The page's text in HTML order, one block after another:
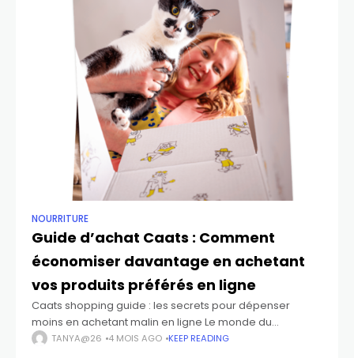
NOURRITURE
Guide d’achat Caats : Comment
économiser davantage en achetant
vos produits préférés en ligne
Caats shopping guide : les secrets pour dépenser
moins en achetant malin en ligne Le monde du
commerce en ligne a profondément transformé notre
TANYA@26 4 MOIS AGO KEEP READING